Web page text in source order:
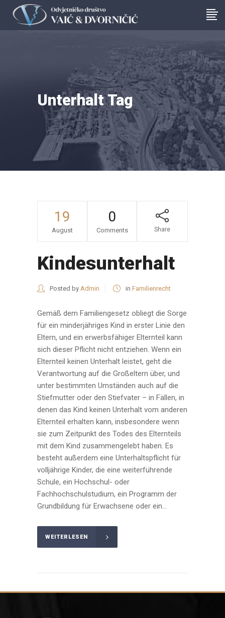
Unterhalt Tag
19
August
0
Comments Share
Kindesunterhalt
Posted by Admin in Familienrecht
Gemäß dem Familiengesetz obliegt die Sorge
für ein minderjähriges Kind in erster Linie den
Eltern, und ein erwerbsfähiger Elternteil kann
sich dieser Pflicht nicht entziehen. Wenn ein
Elternteil keinen Unterhalt leistet, geht die
Verantwortung auf die Großeltern über, und
unter bestimmten Umständen auch auf die
Stiefmutter oder den Stiefvater – in Fällen, in
denen das Kind keinen Unterhalt vom anderen
Elternteil erhalten kann, insbesondere wenn
sie zum Zeitpunkt des Todes des Elternteils
mit dem Kind zusammengelebt haben. Es
besteht außerdem eine Unterhaltspflicht für
volljährige Kinder, die eine weiterführende
Schule, ein Hochschul- oder
Fachhochschulstudium, ein Programm der
Grundbildung für Erwachsene oder ein...
WEITERLESEN